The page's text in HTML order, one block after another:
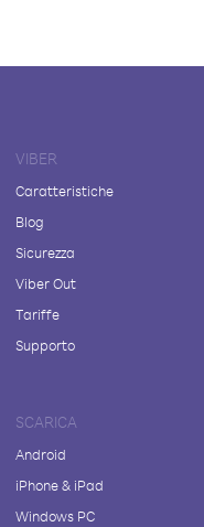
VIBER
Caratteristiche
Blog
Sicurezza
Viber Out
Tariffe
Supporto
SCARICA
Android
iPhone & iPad
Windows PC